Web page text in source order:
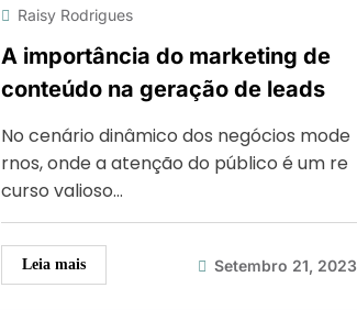
Raisy Rodrigues
A importância do marketing de
conteúdo na geração de leads
No cenário dinâmico dos negócios mode
rnos, onde a atenção do público é um re
curso valioso…
Leia mais Setembro 21, 2023